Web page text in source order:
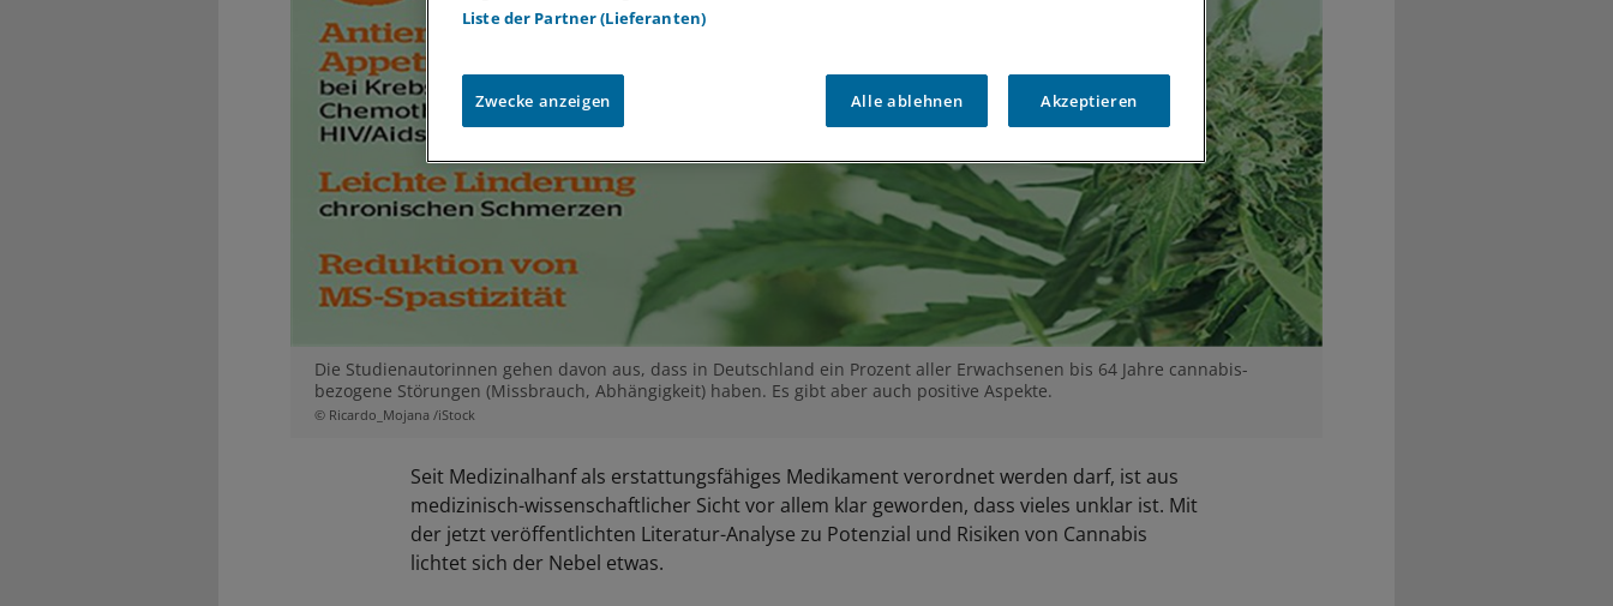
Die Studienautorinnen gehen davon aus, dass in Deutschland ein Prozent aller Erwachsenen bis 64 Jahre cannabis-
bezogene Störungen (Missbrauch, Abhängigkeit) haben. Es gibt aber auch positive Aspekte.
© Ricardo_Mojana /iStock
Seit Medizinalhanf als erstattungsfähiges Medikament verordnet werden darf, ist aus
medizinisch-wissenschaftlicher Sicht vor allem klar geworden, dass vieles unklar ist. Mit
der jetzt veröffentlichten Literatur-Analyse zu Potenzial und Risiken von Cannabis
lichtet sich der Nebel etwas.
Liste der Partner (Lieferanten)
Zwecke anzeigen Alle ablehnen Akzeptieren